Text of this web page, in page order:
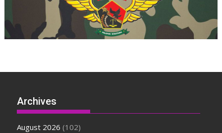
Archives
August 2026 (102)